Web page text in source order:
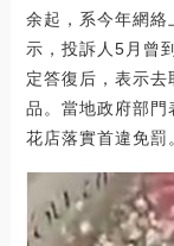
余起，系今年網絡
示，投訴人5月曾
定答復后，表示
品。當地政府部門
花店落實首違免罰